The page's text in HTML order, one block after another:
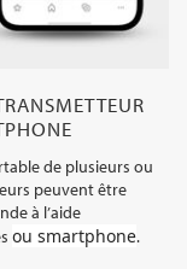
de plusieurs ou
peuvent être
à l’aide
ou smartphone.